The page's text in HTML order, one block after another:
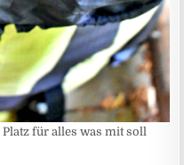
für alles was mit soll